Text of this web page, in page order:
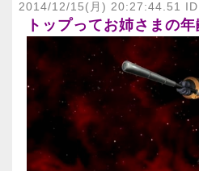
2014/12/15(月) 20:27:44.51
トップってお姉さまの